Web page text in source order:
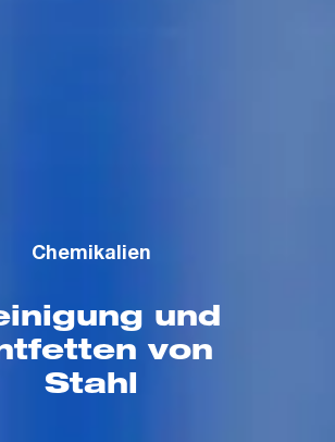
Chemikalien
und
von
Stahl